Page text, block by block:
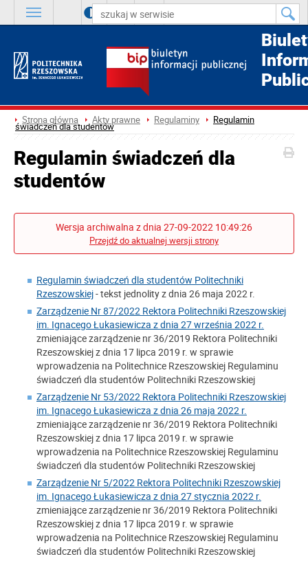
A A A
Strona główna Akty prawne Regulaminy Regulamin
świadczeń dla studentów
Regulamin świadczeń dla
studentów
Wersja archiwalna z dnia 27-09-2022 10:49:26
Przejdź do aktualnej wersji strony
Regulamin świadczeń dla studentów Politechniki
Rzeszowskiej- tekst jednolity z dnia 26 maja 2022 r.
Zarządzenie Nr 87/2022 Rektora Politechniki Rzeszowskiej
im. Ignacego Łukasiewicza z dnia 27 września 2022 r.
zmieniające zarządzenie nr 36/2019 Rektora Politechniki
Rzeszowskiej z dnia 17 lipca 2019 r. w sprawie
wprowadzenia na Politechnice Rzeszowskiej Regulaminu
świadczeń dla studentów Politechniki Rzeszowskiej
Zarządzenie Nr 53/2022 Rektora Politechniki Rzeszowskiej
im. Ignacego Łukasiewicza z dnia 26 maja 2022 r.
zmieniające zarządzenie nr 36/2019 Rektora Politechniki
Rzeszowskiej z dnia 17 lipca 2019 r. w sprawie
wprowadzenia na Politechnice Rzeszowskiej Regulaminu
świadczeń dla studentów Politechniki Rzeszowskiej
Zarządzenie Nr 5/2022 Rektora Politechniki Rzeszowskiej
im. Ignacego Łukasiewicza z dnia 27 stycznia 2022 r.
zmieniające zarządzenie nr 36/2019 Rektora Politechniki
Rzeszowskiej z dnia 17 lipca 2019 r. w sprawie
wprowadzenia na Politechnice Rzeszowskiej Regulaminu
świadczeń dla studentów Politechniki Rzeszowskiej